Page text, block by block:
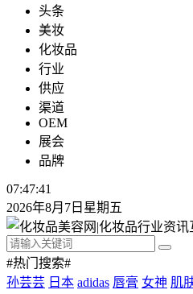
头条
美妆
化妆品
行业
供应
渠道
OEM
展会
品牌
07:47:41
2026年8月7日星期五
#热门搜索#
孙芸芸 日本 adidas 唇膏 女神 肌